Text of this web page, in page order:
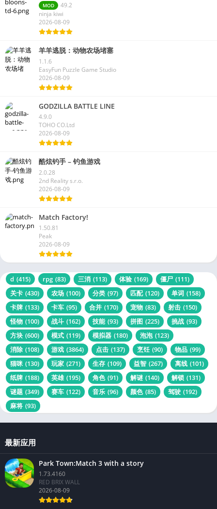
MOD
49.2
ninja kiwi
2026-08-09
羊羊逃脱：动物农场堵塞
1.1.6
EasyFun Puzzle Game Studio
2026-08-09
GODZILLA BATTLE LINE
4.9.0
TOHO CO.Ltd
2026-08-09
酷炫钓手 – 钓鱼游戏
2.0.28
2nd Reality s.r.o.
2026-08-09
Match Factory!
1.50.81
Peak
2026-08-09
d (415) rpg (83) 三消 (113) 体验 (169) 僵尸 (111)
关卡 (430) 农场 (100) 分类 (97) 匹配 (120) 单词 (158)
卡牌 (133) 卡车 (95) 合并 (170) 宠物 (83) 射击 (150)
怪物 (100) 战斗 (162) 技能 (93) 拼图 (225) 挑战 (93)
方块 (600) 模式 (119) 模拟器 (180) 泡泡 (123)
消除 (108) 游戏 (3864) 点击 (137) 烹饪 (90) 物品 (99)
猫咪 (130) 玩家 (271) 生存 (109) 益智 (267) 离线 (101)
纸牌 (188) 英雄 (195) 角色 (91) 解谜 (140) 解锁 (131)
谜题 (349) 赛车 (122) 音乐 (96) 颜色 (85) 驾驶 (192)
麻将 (93)
最新应用
Park Town:Match 3 with a story
1.73.4160
RED BRIX WALL
2026-08-09